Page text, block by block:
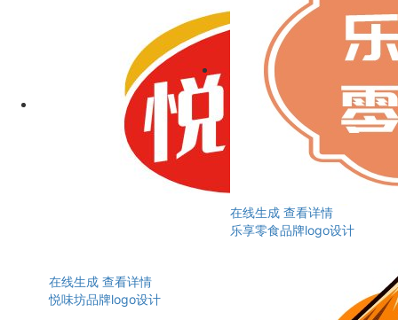
在线生成 查看详情
悦味坊品牌logo设计
在线生成 查看详情
乐享零食品牌logo设计